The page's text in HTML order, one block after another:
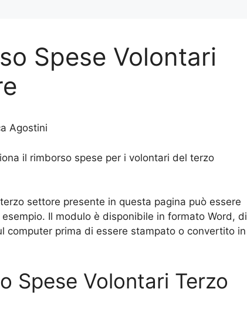
Spese Volontari
Agostini
il rimborso spese per i volontari del terzo
settore presente in questa pagina può essere
Il modulo è disponibile in formato Word, di
computer prima di essere stampato o convertito in
Spese Volontari Terzo